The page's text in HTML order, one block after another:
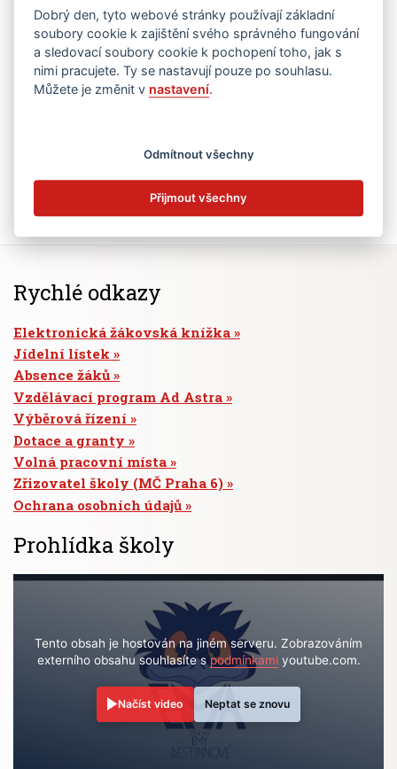
Rychlé odkazy
Elektronická žákovská knížka
Jídelní lístek
Absence žáků
Vzdělávací program Ad Astra
Výběrová řízení
Dotace a granty
Volná pracovní místa
Zřizovatel školy (MČ Praha 6)
Ochrana osobních údajů
Prohlídka školy
Tento obsah je hostován na jiném serveru. Zobrazováním
externího obsahu souhlasíte spodmínkamiyoutube.com.
Načíst video Neptat se znovu
Dobrý den, tyto webové stránky používají základní
soubory cookie k zajištění svého správného fungování
a sledovací soubory cookie k pochopení toho, jak s
nimi pracujete. Ty se nastavují pouze po souhlasu.
Můžete je změnit v nastavení.
Odmítnout všechny
Přijmout všechny